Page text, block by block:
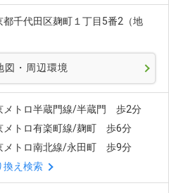
都千代田区麹町１丁目5番2（地
図・周辺環境
メトロ半蔵門線/半蔵門 歩2分
メトロ有楽町線/麹町 歩6分
メトロ南北線/永田町 歩9分
換え検索